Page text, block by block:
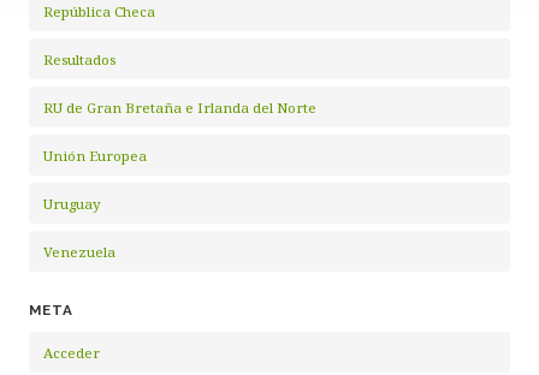
República Checa
Resultados
RU de Gran Bretaña e Irlanda del Norte
Unión Europea
Uruguay
Venezuela
META
Acceder